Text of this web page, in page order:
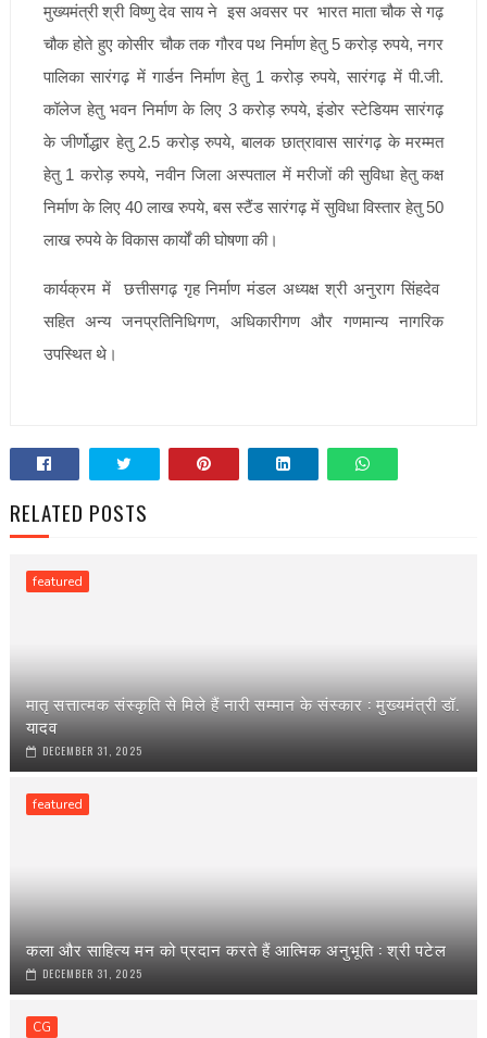
मुख्यमंत्री श्री विष्णु देव साय ने इस अवसर पर भारत माता चौक से गढ़
चौक होते हुए कोसीर चौक तक गौरव पथ निर्माण हेतु 5 करोड़ रुपये, नगर
पालिका सारंगढ़ में गार्डन निर्माण हेतु 1 करोड़ रुपये, सारंगढ़ में पी.जी.
कॉलेज हेतु भवन निर्माण के लिए 3 करोड़ रुपये, इंडोर स्टेडियम सारंगढ़
के जीर्णोद्धार हेतु 2.5 करोड़ रुपये, बालक छात्रावास सारंगढ़ के मरम्मत
हेतु 1 करोड़ रुपये, नवीन जिला अस्पताल में मरीजों की सुविधा हेतु कक्ष
निर्माण के लिए 40 लाख रुपये, बस स्टैंड सारंगढ़ में सुविधा विस्तार हेतु 50
लाख रुपये के विकास कार्यों की घोषणा की।
कार्यक्रम में छत्तीसगढ़ गृह निर्माण मंडल अध्यक्ष श्री अनुराग सिंहदेव
सहित अन्य जनप्रतिनिधिगण, अधिकारीगण और गणमान्य नागरिक
उपस्थित थे।
RELATED POSTS
featured
मातृ सत्तात्मक संस्कृति से मिले हैं नारी सम्मान के संस्कार : मुख्यमंत्री डॉ.
यादव
DECEMBER 31, 2025
featured
कला और साहित्य मन को प्रदान करते हैं आत्मिक अनुभूति : श्री पटेल
DECEMBER 31, 2025
CG